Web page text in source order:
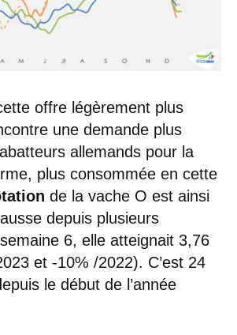
offre légèrement plus
une demande plus
allemands pour la
plus consommée en cette
de la vache O est ainsi
depuis plusieurs
6, elle atteignait 3,76
et -10% /2022). C’est 24
le début de l’année